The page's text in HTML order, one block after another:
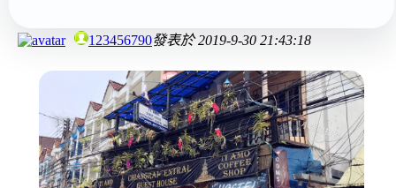
123456790發表於2019-9-30 21:43:18